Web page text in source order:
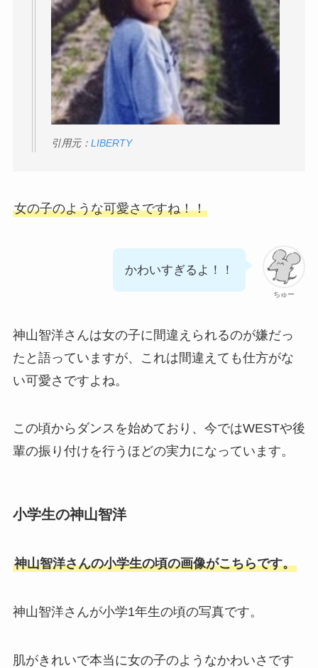
引用元： LIBERTY
女の子のような可愛さですね！！
ちゅー
かわいすぎるよ！！
神山智洋さんは女の子に間違えられるのが嫌だっ
たと語っていますが、これは間違えても仕方がな
い可愛さですよね。
この頃からダンスを始めており、今ではWESTや後
輩の振り付けを行うほどの実力になっています。
小学生の神山智洋
神山智洋さんの小学生の頃の画像がこちらです。
神山智洋さんが小学1年生の頃の写真です。
肌がきれいで本当に女の子のようなかわいさです